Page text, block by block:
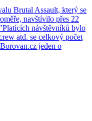
Brutal Assault, který se
navštívilo přes 22
návštěvníků bylo
atd. se celkový počet
jeden o